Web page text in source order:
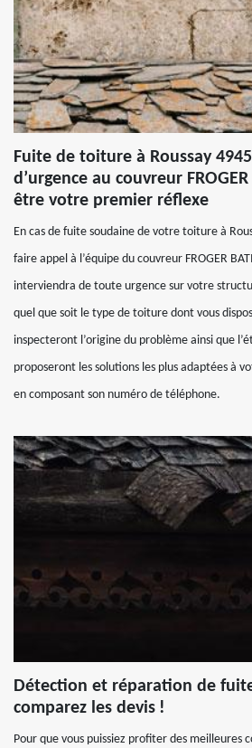
Fuite de toiture à Roussay
d’urgence au couvreur
être votre premier réflexe
En cas de fuite soudaine de votre toiture à
faire appel à l’équipe du couvreur FROGER
interviendra de toute urgence sur votre
quel que soit le type de toiture dont vous
inspecteront l’origine du problème ainsi que
proposeront les solutions les plus adaptées à
en composant son numéro de téléphone.
Détection et réparation de
comparez les devis !
Pour que vous puissiez profiter des meilleures